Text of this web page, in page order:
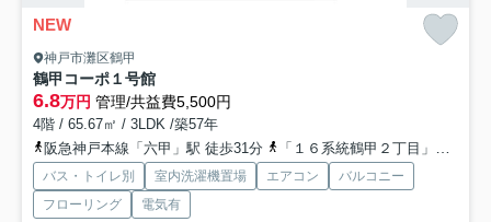
NEW
神戸市灘区鶴甲
鶴甲コーポ１号館
6.8万円 管理/共益費5,500円
4階 / 65.67㎡ / 3LDK /築57年
阪急神戸本線「六甲」駅 徒歩31分
「１６系統鶴甲２丁目」バス停下車 徒歩2分
バス・トイレ別 室内洗濯機置場 エアコン
バルコニー
フローリング
電気有